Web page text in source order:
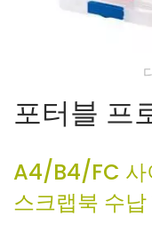
포터블 프
A4/B4/FC 사
스크랩북 수